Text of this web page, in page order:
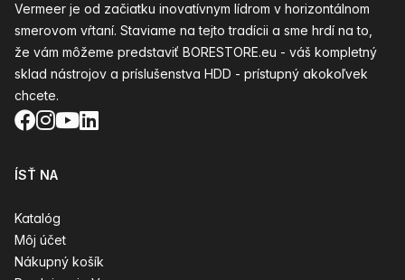
Vermeer je od začiatku inovatívnym lídrom v horizontálnom
smerovom vŕtaní. Staviame na tejto tradícii a sme hrdí na to,
že vám môžeme predstaviť BORESTORE.eu - váš kompletný
sklad nástrojov a príslušenstva HDD - prístupný akokoľvek
chcete.
Facebook
Instagram
YouTube
LinkedIn
ÍSŤ NA
Katalóg
Môj účet
Nákupný košík